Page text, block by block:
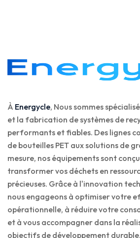
À Energycle, Nous sommes
et la fabrication de systèmes de
performants et fiables. Des lignes
de bouteilles PET aux solutions de
mesure, nos équipements sont
transformer vos déchets en
précieuses. Grâce à l'innovation
nous engageons à optimiser votre
opérationnelle, à réduire votre
et à vous accompagner dans la
objectifs de développement durable.